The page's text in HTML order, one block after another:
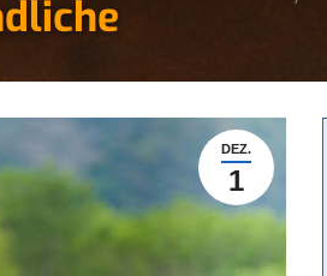
DEZ.
1